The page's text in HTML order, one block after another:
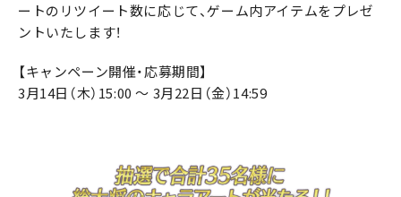
ートのリツイート数に応じて、ゲーム内アイテムをプレゼ
ントいたします！
【キャンペーン開催・応募期間】
3月14日（木）15:00 ～ 3月22日（金）14:59